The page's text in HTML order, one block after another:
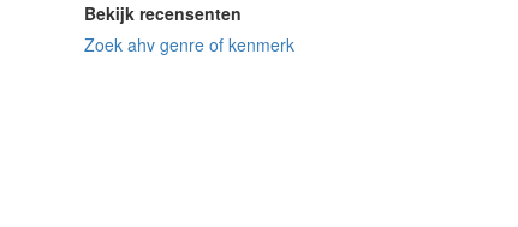
Bekijk recensenten
Zoek ahv genre of kenmerk